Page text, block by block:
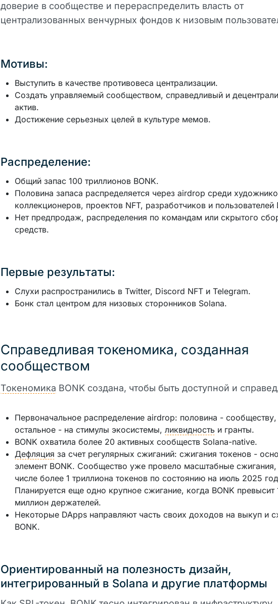
доверие в сообществе и перераспределить власть от
централизованных венчурных фондов к низовым
Мотивы:
Выступить в качестве противовеса централизации.
Создать управляемый сообществом, справедливый и
актив.
Достижение серьезных целей в культуре мемов.
Распределение:
Общий запас 100 триллионов BONK.
Половина запаса распределяется через airdrop среди
коллекционеров, проектов NFT, разработчиков и пользователей
Нет предпродаж, распределения по командам или скрытого
средств.
Первые результаты:
Слухи распространились в Twitter, Discord NFT и Telegram.
Бонк стал центром для низовых сторонников Solana.
Справедливая токеномика, созданная
сообществом
Токеномика BONK создана, чтобы быть доступной и
Первоначальное распределение airdrop: половина - сообществу,
остальное - на стимулы экосистемы, ликвидность и гранты.
BONK охватила более 20 активных сообществ Solana-native.
Дефляция за счет регулярных сжиганий: сжигания токенов -
элемент BONK. Сообщество уже провело масштабные
числе более 1 триллиона токенов по состоянию на июль 2025
Планируется еще одно крупное сжигание, когда BONK превысит
миллион держателей.
Некоторые DApps направляют часть своих доходов на выкуп и
BONK.
Ориентированный на полезность дизайн,
интегрированный в Solana и другие платформы